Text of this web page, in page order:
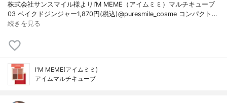
株式会社サンスマイル様よりI’M MEME（アイムミミ）マルチキューブ
03 ベイクドジンジャー1,870円(税込)@puresmile_cosme コンパクト…
続きを見る
I'M MEME(アイムミミ)
アイムマルチキューブ